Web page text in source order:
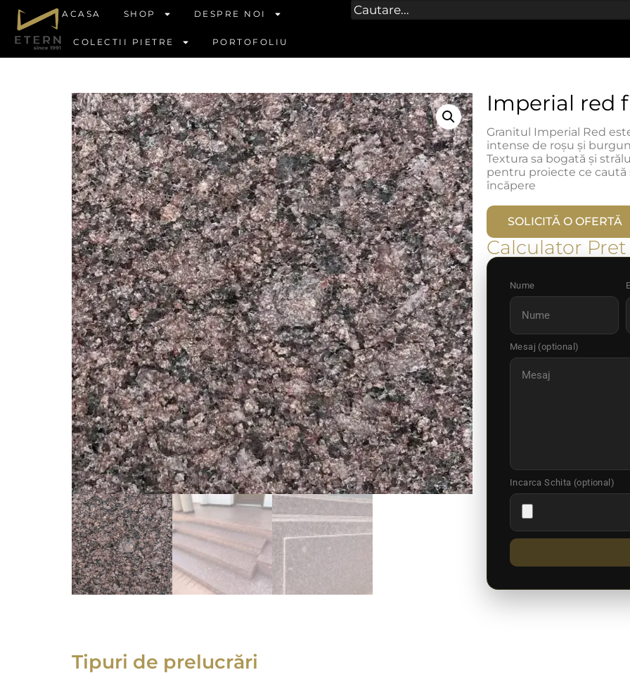
ACASA SHOP DESPRE NOI
COLECTII PIETRE PORTOFOLIU
Imperial red
Granitul Imperial Red
intense de roșu și
Textura sa bogată și
pentru proiecte ce caută
încăpere
SOLICITĂ O OFERTĂ
Calculator Pret
Nume
Mesaj (optional)
Incarca Schita (optional)
Tipuri de prelucrări